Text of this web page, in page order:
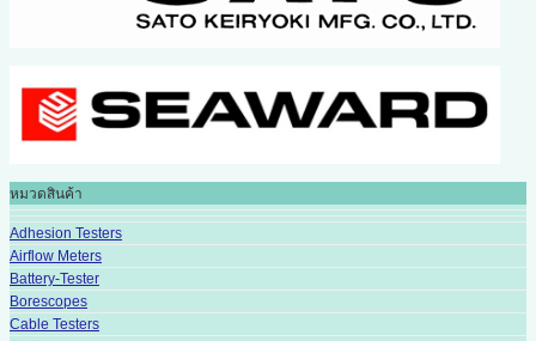
หมวดสินค้า
Adhesion Testers
Airflow Meters
Battery-Tester
Borescopes
Cable Testers